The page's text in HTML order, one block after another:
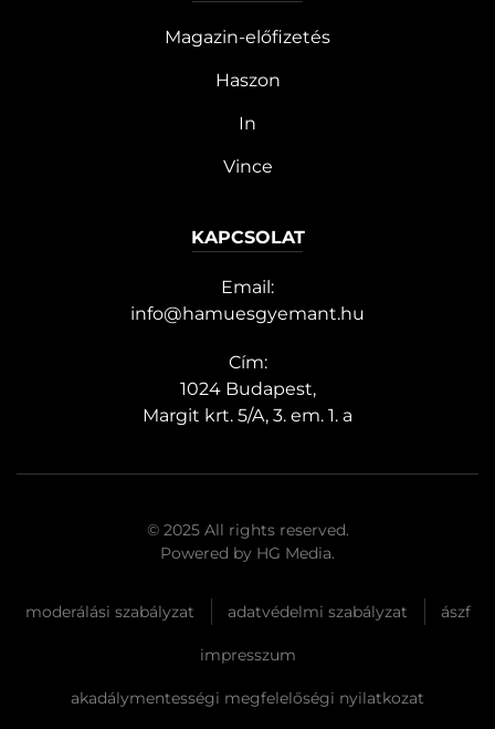
Magazin-előfizetés
Haszon
In
Vince
KAPCSOLAT
Email:
info@hamuesgyemant.hu
Cím:
1024 Budapest,
Margit krt. 5/A, 3. em. 1. a
© 2025 All rights reserved.
Powered by HG Media.
moderálási szabályzat adatvédelmi szabályzat ászf
impresszum
akadálymentességi megfelelőségi nyilatkozat